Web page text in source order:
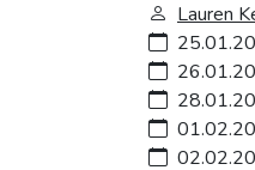
Lauren